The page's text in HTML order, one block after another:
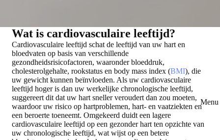
Menu
Wat is cardiovasculaire leeftijd?
Cardiovasculaire leeftijd schat de leeftijd van uw hart en
bloedvaten op basis van verschillende
gezondheidsrisicofactoren, waaronder bloeddruk,
cholesterolgehalte, rookstatus en body mass index (BMI), die
uw gewicht kunnen beïnvloeden. Als uw cardiovasculaire
leeftijd hoger is dan uw werkelijke chronologische leeftijd,
suggereert dit dat uw hart sneller veroudert dan zou moeten,
waardoor uw risico op hartproblemen, hart- en vaatziekten en
een beroerte toeneemt. Omgekeerd duidt een lagere
cardiovasculaire leeftijd op een gezonder hart ten opzichte van
uw chronologische leeftijd, wat wijst op een betere